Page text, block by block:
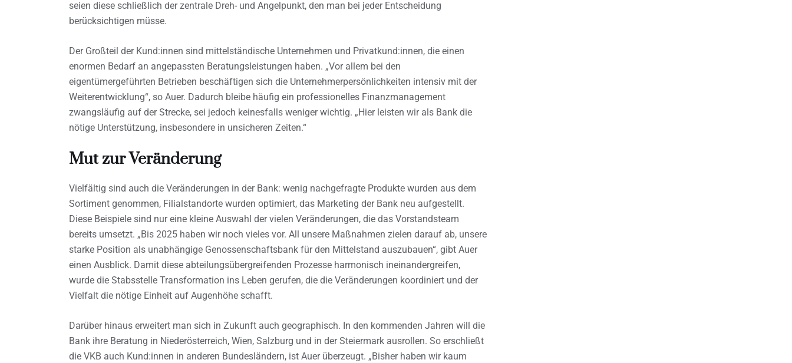
seien diese schließlich der zentrale Dreh- und Angelpunkt, den man bei jeder Entscheidung
berücksichtigen müsse.
Der Großteil der Kund:innen sind mittelständische Unternehmen und Privatkund:innen, die einen
enormen Bedarf an angepassten Beratungsleistungen haben. „Vor allem bei den
eigentümergeführten Betrieben beschäftigen sich die Unternehmerpersönlichkeiten intensiv mit der
Weiterentwicklung“, so Auer. Dadurch bleibe häufig ein professionelles Finanzmanagement
zwangsläufig auf der Strecke, sei jedoch keinesfalls weniger wichtig. „Hier leisten wir als Bank die
nötige Unterstützung, insbesondere in unsicheren Zeiten.“
Mut zur Veränderung
Vielfältig sind auch die Veränderungen in der Bank: wenig nachgefragte Produkte wurden aus dem
Sortiment genommen, Filialstandorte wurden optimiert, das Marketing der Bank neu aufgestellt.
Diese Beispiele sind nur eine kleine Auswahl der vielen Veränderungen, die das Vorstandsteam
bereits umsetzt. „Bis 2025 haben wir noch vieles vor. All unsere Maßnahmen zielen darauf ab, unsere
starke Position als unabhängige Genossenschaftsbank für den Mittelstand auszubauen“, gibt Auer
einen Ausblick. Damit diese abteilungsübergreifenden Prozesse harmonisch ineinandergreifen,
wurde die Stabsstelle Transformation ins Leben gerufen, die die Veränderungen koordiniert und der
Vielfalt die nötige Einheit auf Augenhöhe schafft.
Darüber hinaus erweitert man sich in Zukunft auch geographisch. In den kommenden Jahren will die
Bank ihre Beratung in Niederösterreich, Wien, Salzburg und in der Steiermark ausrollen. So erschließt
die VKB auch Kund:innen in anderen Bundesländern, ist Auer überzeugt. „Bisher haben wir kaum